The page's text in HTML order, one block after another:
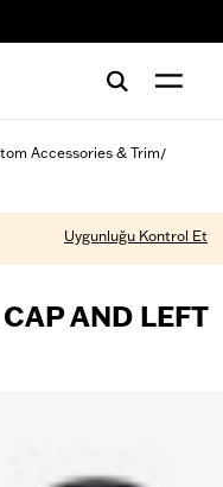
Accessories & Trim/
Uygunluğu Kontrol Et
AND LEFT